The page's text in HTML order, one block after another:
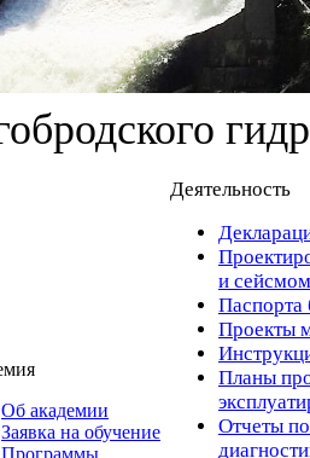
Об академии
Заявка на обучение
Программы
Деятельность
и
Паспорта
Проекты
Планы
Отчеты по